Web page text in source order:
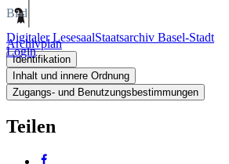
Digitaler LesesaalStaatsarchiv Basel-Stadt
Login
Bild
Archivplan
Identifikation
Inhalt und innere Ordnung
Zugangs- und Benutzungsbestimmungen
Teilen